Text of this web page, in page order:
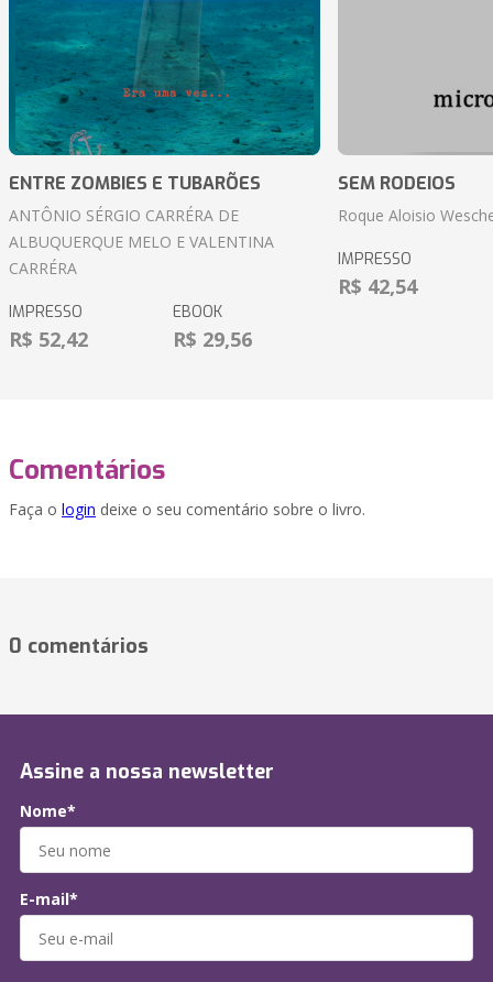
ENTRE ZOMBIES E TUBARÕES
ANTÔNIO SÉRGIO CARRÉRA DE
ALBUQUERQUE MELO E VALENTINA
CARRÉRA
IMPRESSO
R$ 52,42
EBOOK
R$ 29,56
SEM RODEIOS
Roque Aloisio
IMPRESSO
R$ 42,54
Comentários
Faça o login deixe o seu comentário sobre o livro.
0 comentários
Assine a nossa newsletter
Nome*
E-mail*